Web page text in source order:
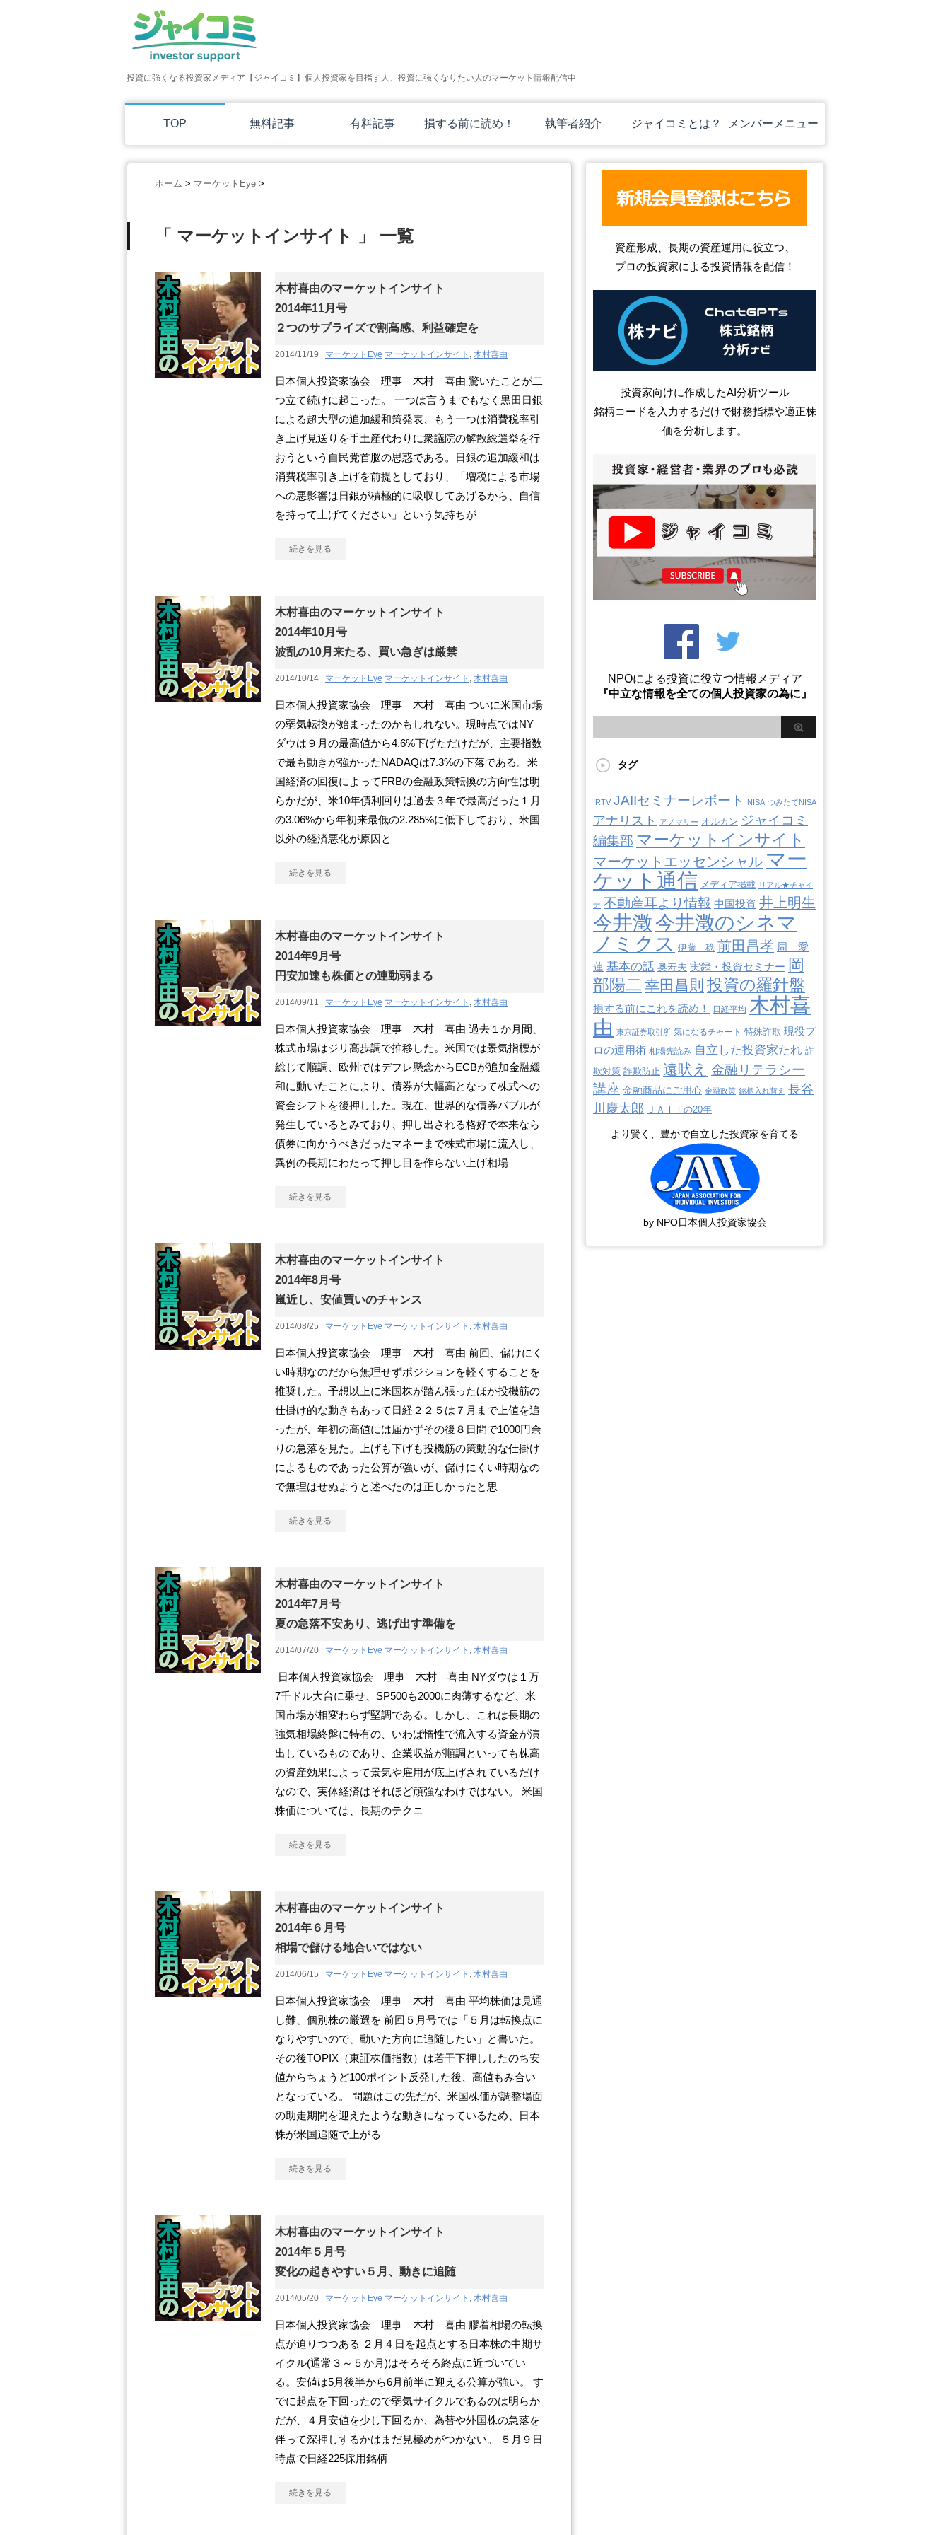
投資に強くなる投資家メディア【ジャイコミ】個人投資家を目指す人、投資に強くなりたい人のマーケット情報配信中
TOP 無料記事 有料記事 損する前に読め！ 執筆者紹介 ジャイコミとは？ メンバーメニュー
ホーム > マーケットEye >
「 マーケットインサイト 」 一覧
木村喜由のマーケットインサイト
2014年11月号
２つのサプライズで割高感、利益確定を
2014/11/19 | マーケットEye マーケットインサイト , 木村喜由
日本個人投資家協会 理事 木村 喜由 驚いたことが二
つ立て続けに起こった。 一つは言うまでもなく黒田日銀
による超大型の追加緩和策発表、もう一つは消費税率引
き上げ見送りを手土産代わりに衆議院の解散総選挙を行
おうという自民党首脳の思惑である。日銀の追加緩和は
消費税率引き上げを前提としており、「増税による市場
への悪影響は日銀が積極的に吸収してあげるから、自信
を持って上げてください」という気持ちが
続きを見る
木村喜由のマーケットインサイト
2014年10月号
波乱の10月来たる、買い急ぎは厳禁
2014/10/14 | マーケットEye マーケットインサイト , 木村喜由
日本個人投資家協会 理事 木村 喜由 ついに米国市場
の弱気転換が始まったのかもしれない。現時点ではNY
ダウは９月の最高値から4.6%下げただけだが、主要指数
で最も動きが強かったNADAQは7.3%の下落である。米
国経済の回復によってFRBの金融政策転換の方向性は明
らかだが、米10年債利回りは過去３年で最高だった１月
の3.06%から年初来最低の2.285%に低下しており、米国
以外の経済悪化が原因と
続きを見る
木村喜由のマーケットインサイト
2014年9月号
円安加速も株価との連動弱まる
2014/09/11 | マーケットEye マーケットインサイト , 木村喜由
日本個人投資家協会 理事 木村 喜由 過去１か月間、
株式市場はジリ高歩調で推移した。米国では景気指標が
総じて順調、欧州ではデフレ懸念からECBが追加金融緩
和に動いたことにより、債券が大幅高となって株式への
資金シフトを後押しした。現在、世界的な債券バブルが
発生しているとみており、押し出される格好で本来なら
債券に向かうべきだったマネーまで株式市場に流入し、
異例の長期にわたって押し目を作らない上げ相場
続きを見る
木村喜由のマーケットインサイト
2014年8月号
嵐近し、安値買いのチャンス
2014/08/25 | マーケットEye マーケットインサイト , 木村喜由
日本個人投資家協会 理事 木村 喜由 前回、儲けにく
い時期なのだから無理せずポジションを軽くすることを
推奨した。予想以上に米国株が踏ん張ったほか投機筋の
仕掛け的な動きもあって日経２２５は７月まで上値を追
ったが、年初の高値には届かずその後８日間で1000円余
りの急落を見た。上げも下げも投機筋の策動的な仕掛け
によるものであった公算が強いが、儲けにくい時期なの
で無理はせぬようと述べたのは正しかったと思
続きを見る
木村喜由のマーケットインサイト
2014年7月号
夏の急落不安あり、逃げ出す準備を
2014/07/20 | マーケットEye マーケットインサイト , 木村喜由
日本個人投資家協会 理事 木村 喜由 NYダウは１万
7千ドル大台に乗せ、SP500も2000に肉薄するなど、米
国市場が相変わらず堅調である。しかし、これは長期の
強気相場終盤に特有の、いわば惰性で流入する資金が演
出しているものであり、企業収益が順調といっても株高
の資産効果によって景気や雇用が底上げされているだけ
なので、実体経済はそれほど頑強なわけではない。 米国
株価については、長期のテクニ
続きを見る
木村喜由のマーケットインサイト
2014年６月号
相場で儲ける地合いではない
2014/06/15 | マーケットEye マーケットインサイト , 木村喜由
日本個人投資家協会 理事 木村 喜由 平均株価は見通
し難、個別株の厳選を 前回５月号では「５月は転換点に
なりやすいので、動いた方向に追随したい」と書いた。
その後TOPIX（東証株価指数）は若干下押ししたのち安
値からちょうど100ポイント反発した後、高値もみ合い
となっている。 問題はこの先だが、米国株価が調整場面
の助走期間を迎えたような動きになっているため、日本
株が米国追随で上がる
続きを見る
木村喜由のマーケットインサイト
2014年５月号
変化の起きやすい５月、動きに追随
2014/05/20 | マーケットEye マーケットインサイト , 木村喜由
日本個人投資家協会 理事 木村 喜由 膠着相場の転換
点が迫りつつある ２月４日を起点とする日本株の中期サ
イクル(通常３～５か月)はそろそろ終点に近づいてい
る。安値は5月後半から6月前半に迎える公算が強い。 す
でに起点を下回ったので弱気サイクルであるのは明らか
だが、４月安値を少し下回るか、為替や外国株の急落を
伴って深押しするかはまだ見極めがつかない。 ５月９日
時点で日経225採用銘柄
続きを見る
資産形成、長期の資産運用に役立つ、
プロの投資家による投資情報を配信！
投資家向けに作成したAI分析ツール
銘柄コードを入力するだけで財務指標や適正株
価を分析します。
NPOによる投資に役立つ情報メディア
『中立な情報を全ての個人投資家の為に』
タグ
IRTV JAIIセミナーレポート NISA つみたてNISA
アナリスト アノマリー オルカン ジャイコミ
編集部 マーケットインサイト
マーケットエッセンシャル マー
ケット通信 メディア掲載 リアル★チャイ
ナ 不動産耳より情報 中国投資 井上明生
今井澂今井澂のシネマ
ノミクス 伊藤 稔 前田昌孝 周 愛
蓮 基本の話 奥寿夫 実録・投資セミナー 岡
部陽二 幸田昌則 投資の羅針盤
損する前にこれを読め！ 日経平均 木村喜
由 東京証券取引所 気になるチャート 特殊詐欺 現役プ
ロの運用術 相場先読み 自立した投資家たれ 詐
欺対策 詐欺防止 遠吠え 金融リテラシー
講座 金融商品にご用心 金融政策 銘柄入れ替え
長谷
川慶太郎 ＪＡＩＩの20年
より賢く、豊かで自立した投資家を育てる
by NPO日本個人投資家協会